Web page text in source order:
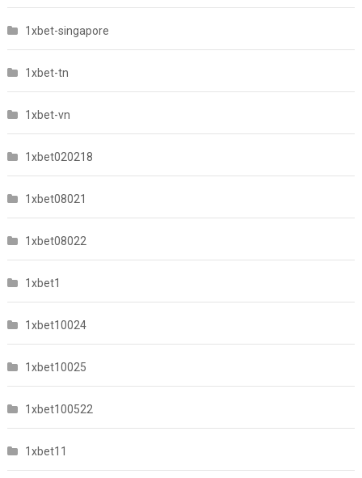
1xbet-singapore
1xbet-tn
1xbet-vn
1xbet020218
1xbet08021
1xbet08022
1xbet1
1xbet10024
1xbet10025
1xbet100522
1xbet11